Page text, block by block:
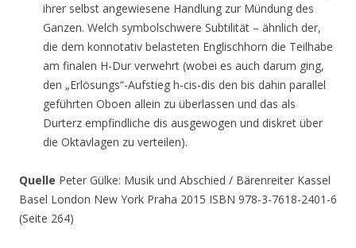
ihrer selbst angewiesene Handlung zur Mündung des
Ganzen. Welch symbolschwere Subtilität – ähnlich der,
die dem konnotativ belasteten Englischhorn die Teilhabe
am finalen H-Dur verwehrt (wobei es auch darum ging,
den „Erlösungs“-Aufstieg h-cis-dis den bis dahin parallel
geführten Oboen allein zu überlassen und das als
Durterz empfindliche dis ausgewogen und diskret über
die Oktavlagen zu verteilen).
Quelle Peter Gülke: Musik und Abschied / Bärenreiter Kassel
Basel London New York Praha 2015 ISBN 978-3-7618-2401-6
(Seite 264)